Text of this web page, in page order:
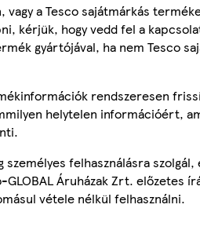
vagy a Tesco sajátmárkás
kérjük, hogy vedd fel a
gyártójával, ha nem Tesco
rendszeresen
helytelen információért,
felhasználásra
Áruházak Zrt. előzetes
vétele nélkül felhasználni.